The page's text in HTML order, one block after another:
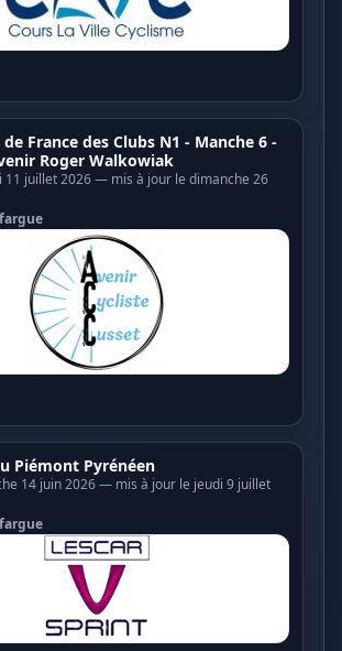
France des Clubs N1 - Manche 6 -
Roger Walkowiak
11 juillet 2026 — mis à jour le dimanche 26
Piémont Pyrénéen
14 juin 2026 — mis à jour le jeudi 9 juillet